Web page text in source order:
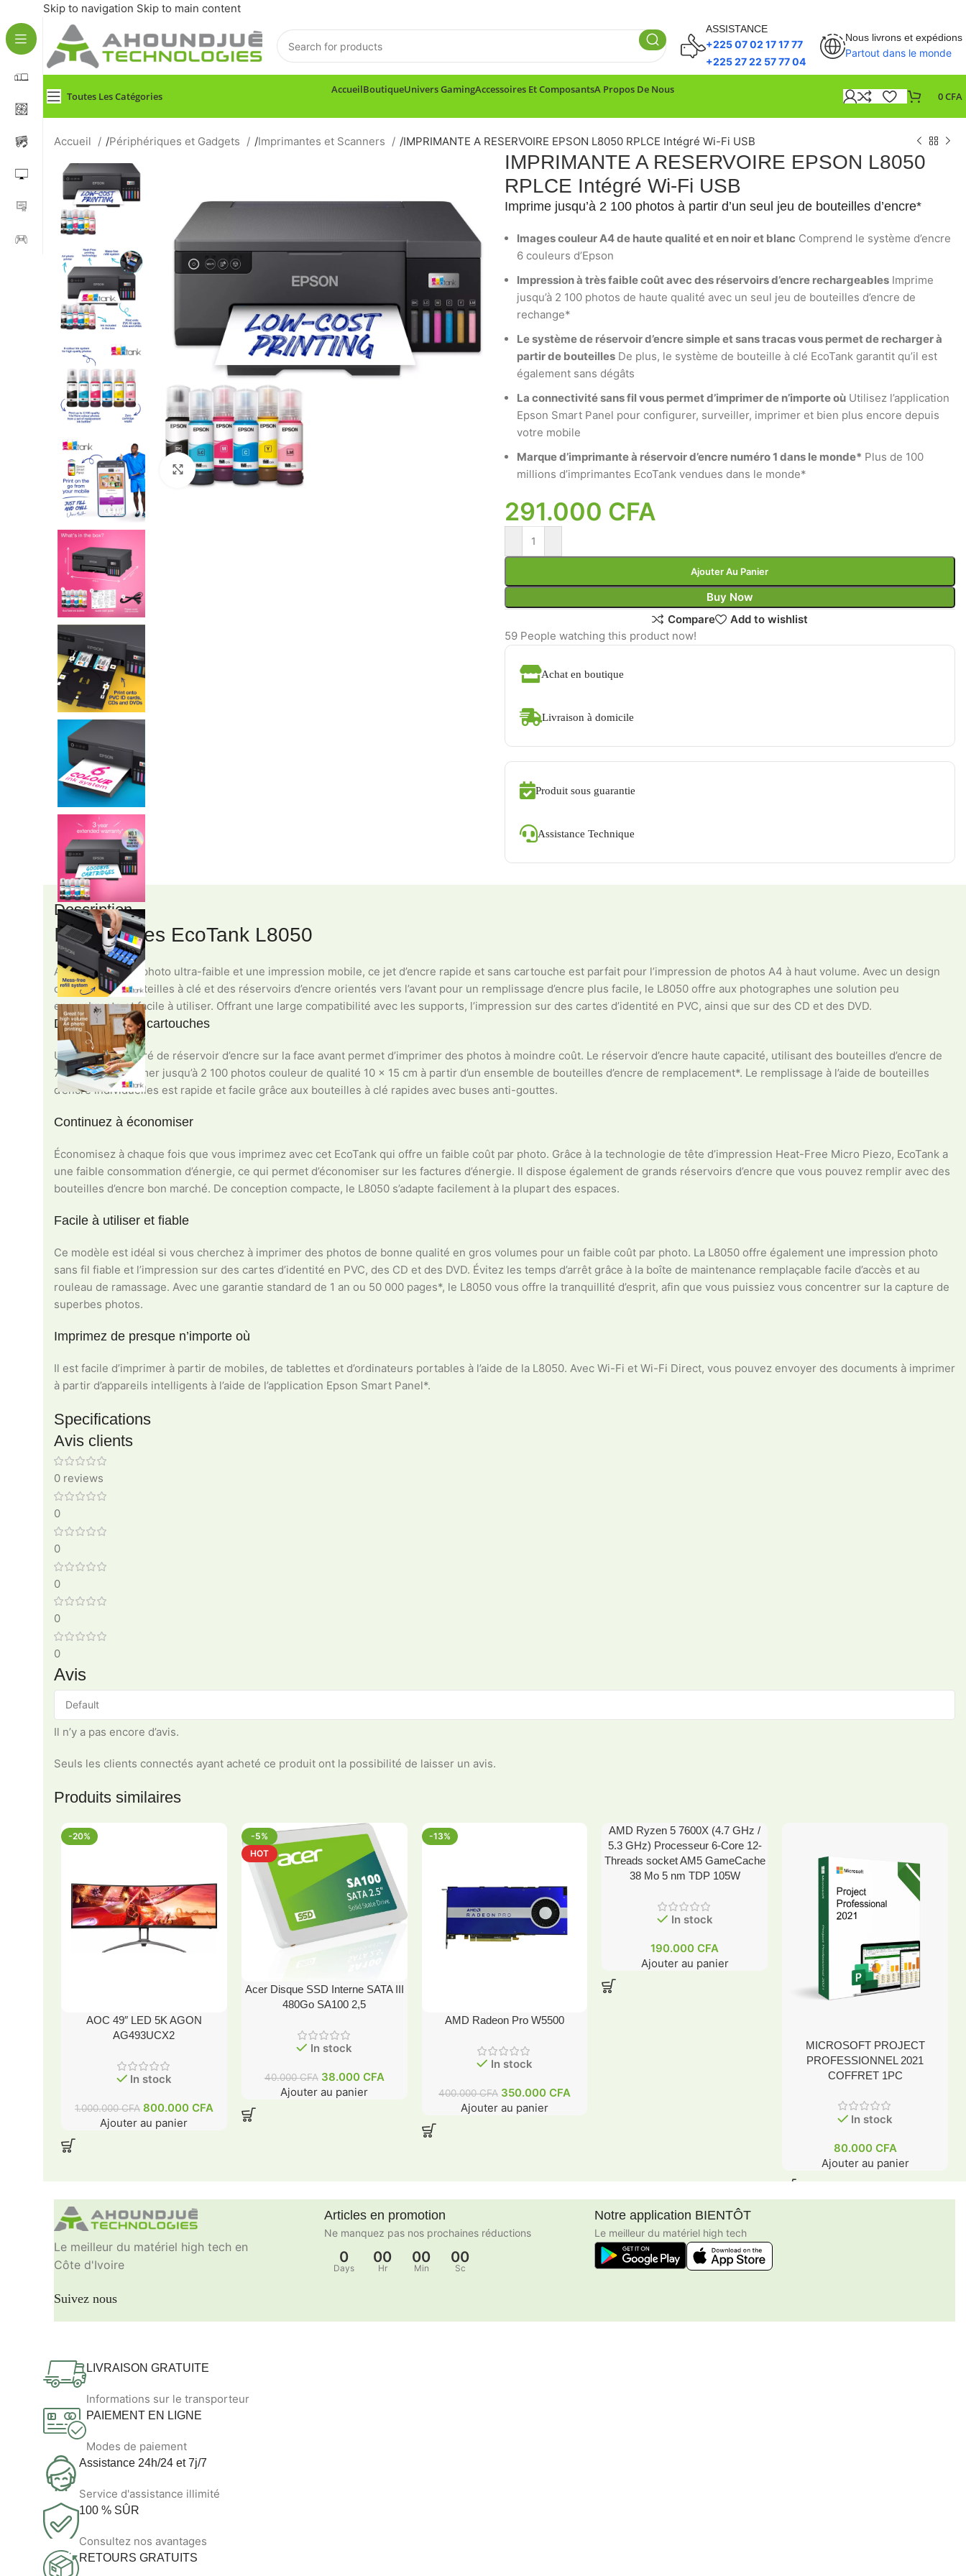
Skip to navigation Skip to main content
ASSISTANCE
+225 07 02 17 17 77
+225 27 22 57 77 04
Nous livrons et expédions
Partout dans le monde
Toutes Les Catégories
AccueilBoutiqueUnivers GamingAccessoires Et ComposantsA Propos De Nous
0CFA
Accueil /Périphériques et Gadgets /Imprimantes et Scanners /IMPRIMANTE A RESERVOIRE EPSON L8050 RPLCE Intégré Wi-Fi USB
Click to enlarge
IMPRIMANTE A RESERVOIRE EPSON L8050
RPLCE Intégré Wi-Fi USB
Imprime jusqu’à 2 100 photos à partir d’un seul jeu de bouteilles d’encre*
Images couleur A4 de haute qualité et en noir et blanc Comprend le système d’encre
6 couleurs d’Epson
Impression à très faible coût avec des réservoirs d’encre rechargeables Imprime
jusqu’à 2 100 photos de haute qualité avec un seul jeu de bouteilles d’encre de
rechange*
Le système de réservoir d’encre simple et sans tracas vous permet de recharger à
partir de bouteilles De plus, le système de bouteille à clé EcoTank garantit qu’il est
également sans dégâts
La connectivité sans fil vous permet d’imprimer de n’importe où Utilisez l’application
Epson Smart Panel pour configurer, surveiller, imprimer et bien plus encore depuis
votre mobile
Marque d’imprimante à réservoir d’encre numéro 1 dans le monde* Plus de 100
millions d’imprimantes EcoTank vendues dans le monde*
291.000 CFA
Ajouter Au Panier
Buy Now
Compare
Add to wishlist
59 People watching this product now!
Achat en boutique
Livraison à domicile
Produit sous guarantie
Assistance Technique
Description
Imprimantes EcoTank L8050
Avec un coût par photo ultra-faible et une impression mobile, ce jet d’encre rapide et sans cartouche est parfait pour l’impression de photos A4 à haut volume. Avec un design
compact, des bouteilles à clé et des réservoirs d’encre orientés vers l’avant pour un remplissage d’encre plus facile, le L8050 offre aux photographes une solution peu
encombrante et facile à utiliser. Offrant une large compatibilité avec les supports, l’impression sur des cartes d’identité en PVC, ainsi que sur des CD et des DVD.
Dites adieu aux cartouches
Un système intégré de réservoir d’encre sur la face avant permet d’imprimer des photos à moindre coût. Le réservoir d’encre haute capacité, utilisant des bouteilles d’encre de
70 ml, peut imprimer jusqu’à 2 100 photos couleur de qualité 10 x 15 cm à partir d’un ensemble de bouteilles d’encre de remplacement*. Le remplissage à l’aide de bouteilles
d’encre individuelles est rapide et facile grâce aux bouteilles à clé rapides avec buses anti-gouttes.
Continuez à économiser
Économisez à chaque fois que vous imprimez avec cet EcoTank qui offre un faible coût par photo. Grâce à la technologie de tête d’impression Heat-Free Micro Piezo, EcoTank a
une faible consommation d’énergie, ce qui permet d’économiser sur les factures d’énergie. Il dispose également de grands réservoirs d’encre que vous pouvez remplir avec des
bouteilles d’encre bon marché. De conception compacte, le L8050 s’adapte facilement à la plupart des espaces.
Facile à utiliser et fiable
Ce modèle est idéal si vous cherchez à imprimer des photos de bonne qualité en gros volumes pour un faible coût par photo. La L8050 offre également une impression photo
sans fil fiable et l’impression sur des cartes d’identité en PVC, des CD et des DVD. Évitez les temps d’arrêt grâce à la boîte de maintenance remplaçable facile d’accès et au
rouleau de ramassage. Avec une garantie standard de 1 an ou 50 000 pages*, le L8050 vous offre la tranquillité d’esprit, afin que vous puissiez vous concentrer sur la capture de
superbes photos.
Imprimez de presque n’importe où
Il est facile d’imprimer à partir de mobiles, de tablettes et d’ordinateurs portables à l’aide de la L8050. Avec Wi-Fi et Wi-Fi Direct, vous pouvez envoyer des documents à imprimer
à partir d’appareils intelligents à l’aide de l’application Epson Smart Panel*.
Specifications
Avis clients
0 reviews
0
0
0
0
0
Avis
Il n’y a pas encore d’avis.
Seuls les clients connectés ayant acheté ce produit ont la possibilité de laisser un avis.
Produits similaires
-20%
AOC 49″ LED 5K AGON
AG493UCX2
In stock
1.000.000CFA 800.000 CFA
Ajouter au panier
-5%
HOT
Acer Disque SSD Interne SATA III
480Go SA100 2,5
In stock
40.000CFA 38.000 CFA
Ajouter au panier
-13%
AMD Radeon Pro W5500
In stock
400.000CFA 350.000 CFA
Ajouter au panier
HOT
AMD Ryzen 5 7600X (4.7 GHz /
5.3 GHz) Processeur 6-Core 12-
Threads socket AM5 GameCache
38 Mo 5 nm TDP 105W
In stock
190.000CFA
Ajouter au panier
MICROSOFT PROJECT
PROFESSIONNEL 2021
COFFRET 1PC
In stock
80.000 CFA
Ajouter au panier
Le meilleur du matériel high tech en
Côte d'Ivoire
Suivez nous
Articles en promotion
Ne manquez pas nos prochaines réductions
0
Days
00
Hr
00
Min
00
Sc
Notre application BIENTÔT
Le meilleur du matériel high tech
LIVRAISON GRATUITE
Informations sur le transporteur
PAIEMENT EN LIGNE
Modes de paiement
Assistance 24h/24 et 7j/7
Service d'assistance illimité
100 % SÛR
Consultez nos avantages
RETOURS GRATUITS